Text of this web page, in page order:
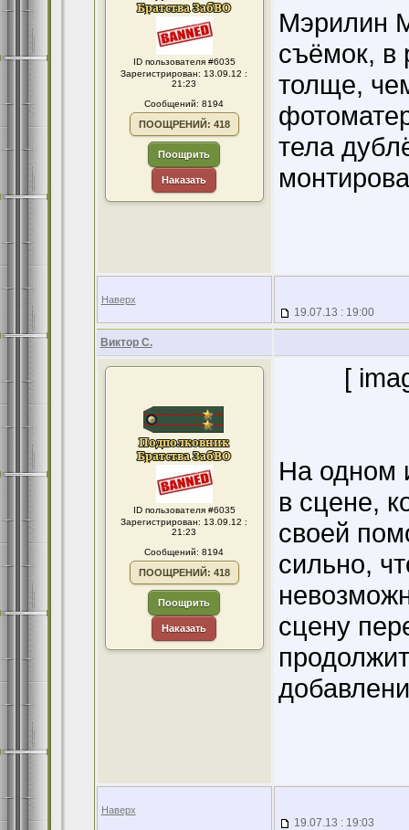
ID пользователя #6035
Зарегистрирован: 13.09.12 :
21:23
Сообщений: 8194
ПООЩРЕНИЙ: 418
Поощрить
Наказать
Мэрилин
съёмок, в
толще,
тела
Наверх
19.07.13 : 19:00
Виктор С.
ID пользователя #6035
Зарегистрирован: 13.09.12 :
21:23
Сообщений: 8194
ПООЩРЕНИЙ: 418
Поощрить
Наказать
[
На одном
в сцене,
своей
сильно,
сцену
Наверх
19.07.13 : 19:03